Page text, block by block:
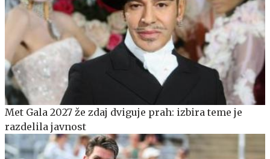
Met Gala 2027 že zdaj dviguje prah: izbira teme je
razdelila javnost